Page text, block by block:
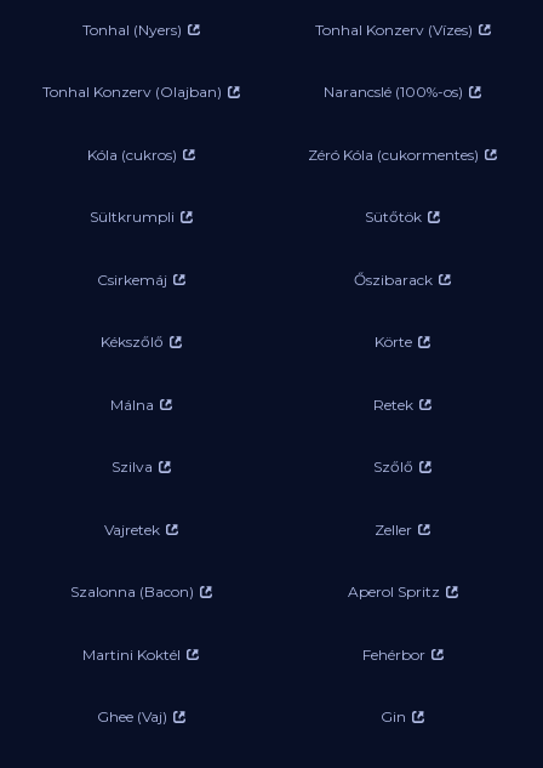
Tonhal (Nyers) Tonhal Konzerv (Vízes)
Tonhal Konzerv (Olajban) Narancslé (100%-os)
Kóla (cukros) Zéró Kóla (cukormentes)
Sültkrumpli Sütőtök
Csirkemáj Őszibarack
Kékszőlő Körte
Málna Retek
Szilva Szőlő
Vajretek Zeller
Szalonna (Bacon) Aperol Spritz
Martini Koktél Fehérbor
Ghee (Vaj) Gin